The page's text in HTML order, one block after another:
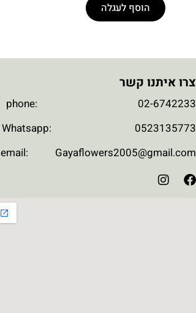
הוסף לעגלה
צרו איתנו קשר
phone: 02-6742233
Whatsapp: 0523135773
email: Gayaflowers2005@gmail.com